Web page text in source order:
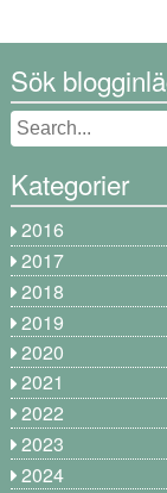
Sök
Kategorier
2016
2017
2018
2019
2020
2021
2022
2023
2024